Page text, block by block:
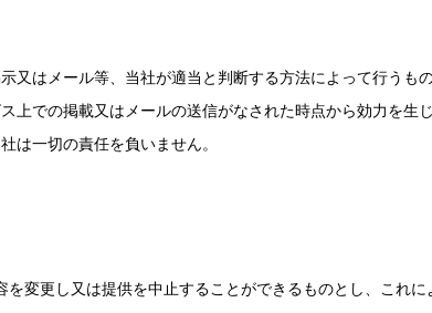
又はメール等、当社が適当と判断する方法によって行うも
上での掲載又はメールの送信がなされた時点から効力を生
は一切の責任を負いません。
変更し又は提供を中止することができるものとし、これ